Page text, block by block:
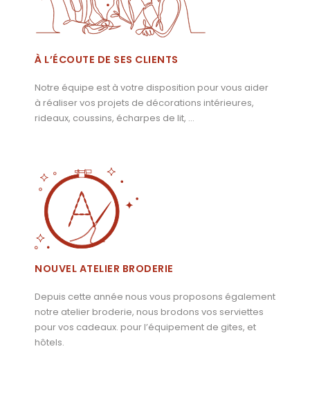
À L’ÉCOUTE DE SES CLIENTS
Notre équipe est à votre disposition pour vous aider
à réaliser vos projets de décorations intérieures,
rideaux, coussins, écharpes de lit, …
NOUVEL ATELIER BRODERIE
Depuis cette année nous vous proposons également
notre atelier broderie, nous brodons vos serviettes
pour vos cadeaux. pour l’équipement de gites, et
hôtels.